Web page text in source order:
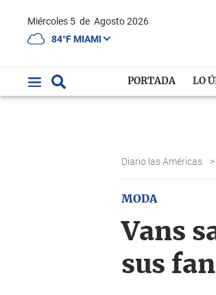
Miércoles 5 de Agosto 2026
84°F MIAMI
PORTADA LO
Diario las Américas >
MODA
Vans
sus